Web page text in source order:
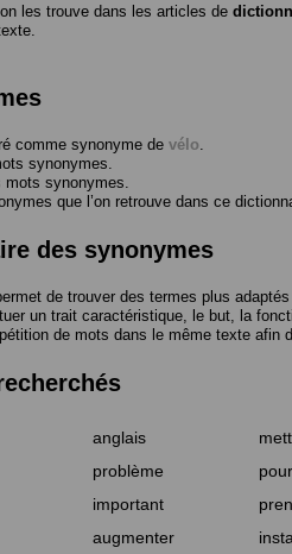
les trouve dans les articles de
comme synonyme de vélo
synonymes.
mots synonymes.
que l’on retrouve dans ce
des synonymes
de trouver des termes plus
un trait caractéristique, le but, la
de mots dans le même texte afin
anglais
problème pour
important
augmenter